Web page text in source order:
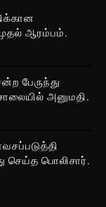
ஆரம்பம்.
பேருந்து
அனுமதி.
செய்த பொலிசார்.